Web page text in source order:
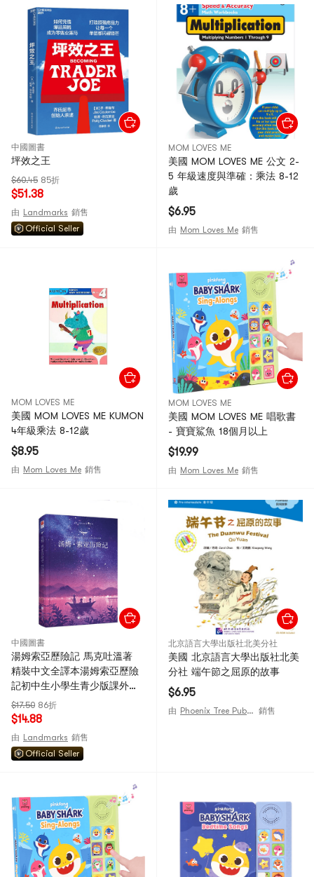
中國圖書
坪效之王
$60.45 85折
$51.38
由 Landmarks 銷售
Official Seller
MOM LOVES ME
美國 MOM LOVES ME 公文 2-
5 年級速度與準確：乘法 8-12
歲
$6.95
由 Mom Loves Me 銷售
MOM LOVES ME
美國 MOM LOVES ME KUMON
4年級乘法 8-12歲
$8.95
由 Mom Loves Me 銷售
MOM LOVES ME
美國 MOM LOVES ME 唱歌書
- 寶寶鯊魚 18個月以上
$19.99
由 Mom Loves Me 銷售
中國圖書
湯姆索亞歷險記 馬克吐溫著
精裝中文全譯本湯姆索亞歷險
記初中生小學生青少版課外讀
物世界名著書籍 暢銷書排行榜
版課外讀物世界名著書籍暢銷
$17.50 86折
$14.88
由 Landmarks 銷售
Official Seller
北京語言大學出版社北美分社
美國 北京語言大學出版社北美
分社 端午節之屈原的故事
$6.95
由 Phoenix Tree Publishing 銷售